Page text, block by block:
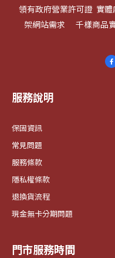
領有政府營業許可證 實體
架網站需求 千樣商品
服務說明
保固資訊
常見問題
服務條款
隱私權條款
退換貨流程
現金無卡分期問題
門市服務時間